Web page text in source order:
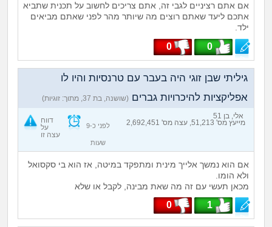
חיות מחמד
גאווה
אם אתם רציניים לגבי זה, אתם צריכים לחשוב על תכנית שתביא
אתכם ליעד שאתם רוצים מה שיותר מהר לפני שאתם מביאים
ילד.
0
0
גיליתי שבן זוגי היה בעבר עם טרנסיות והיו לו
אפליקציות להיכרויות גברים (שושנה, בת 37, מתוך: זוגיות)
אלי, בן 51
מייעץ מס' 51,213, עצה מס' 2,692,451
דווח
על
עצה זו
לפני כ-9
שעות
אם הוא נמשך אלייך מינית ומתפקד במיטה, אז הוא בי סקסואל
ולא הומו.
מכאן תעשי עם זה מה שאת מבינה, לקבל או שלא
1
0